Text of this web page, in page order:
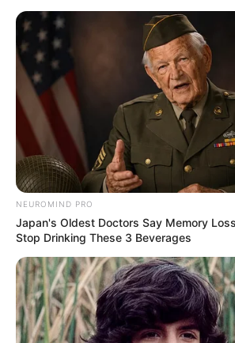
Iconic '90s Entertainment Couples
Forget
BRAINBERRIES
NEUROMIND PRO
Japan's Oldest Doctors Say Memory
Stop Drinking These 3 Beverages